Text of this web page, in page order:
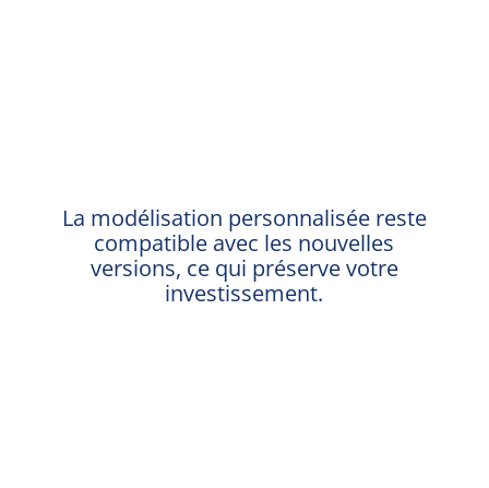
La modélisation personnalisée reste
compatible avec les nouvelles
versions, ce qui préserve votre
investissement.